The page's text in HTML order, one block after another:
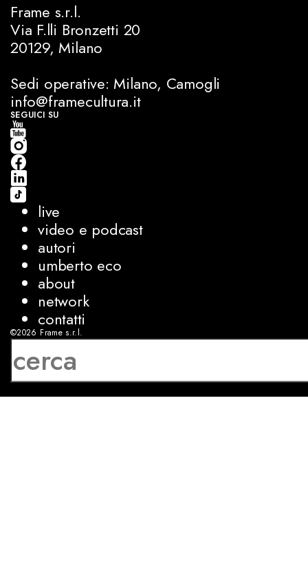
Frame s.r.l.
Via F.lli Bronzetti 20
20129, Milano
Sedi operative: Milano, Camogli
info@framecultura.it
SEGUICI SU
live
video e podcast
autori
umberto eco
about
network
contatti
©2026 Frame s.r.l.
P.IVA 08927250962
sviluppo:Luca Bunino